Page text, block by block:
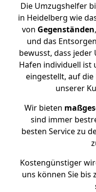
Die Umzugshelfer
in Heidelberg wie
von Gegenständen
und das
bewusst, dass jeder
Hafen individuell ist
eingestellt, auf
unserer
Wir bieten
sind immer
besten Service zu
Kostengünstiger
uns können Sie bis